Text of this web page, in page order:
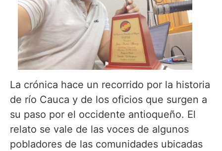
La crónica hace un recorrido por la historia
de río Cauca y de los oficios que surgen a
su paso por el occidente antioqueño. El
relato se vale de las voces de algunos
pobladores de las comunidades ubicadas